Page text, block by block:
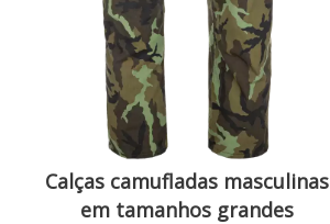
Calças camufladas masculinas
em tamanhos grandes